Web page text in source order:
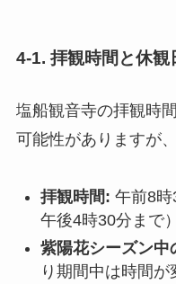
4-1. 拝観時間と休観
塩船観音寺の拝観時
可能性がありますが
拝観時間: 午前8
午後4時30分まで）
紫陽花シーズン中
り期間中は時間が